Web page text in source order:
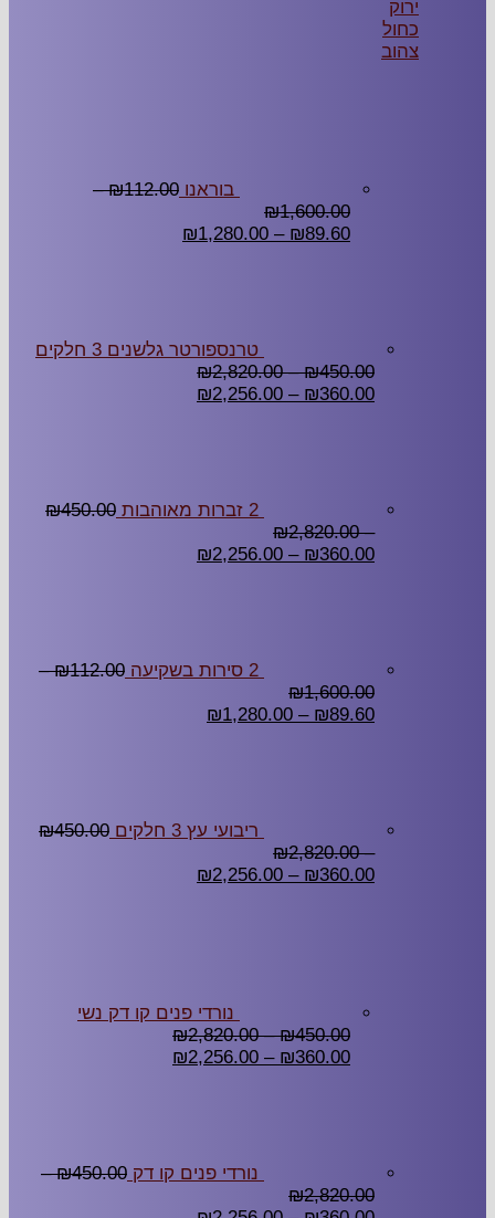
ירוק
כחול
צהוב
בוראנו ₪112.00
–
₪1,600.00
₪89.60
–
₪1,280.00
טרנספורטר גלשנים 3 חלקים
₪450.00
–
₪2,820.00
₪360.00
–
₪2,256.00
2 זברות מאוהבות ₪450.00
–
₪2,820.00
₪360.00
–
₪2,256.00
2 סירות בשקיעה ₪112.00
–
₪1,600.00
₪89.60
–
₪1,280.00
ריבועי עץ 3 חלקים ₪450.00
–
₪2,820.00
₪360.00
–
₪2,256.00
נורדי פנים קו דק נשי
₪450.00
–
₪2,820.00
₪360.00
–
₪2,256.00
נורדי פנים קו דק ₪450.00
–
₪2,820.00